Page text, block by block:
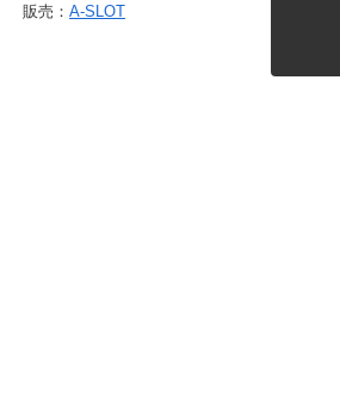
販売： A-SLOT